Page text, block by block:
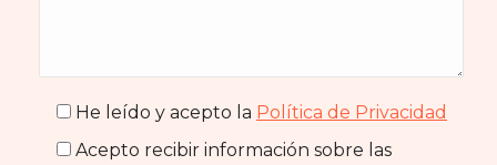
He leído y acepto la Política de Privacidad
Acepto recibir información sobre las